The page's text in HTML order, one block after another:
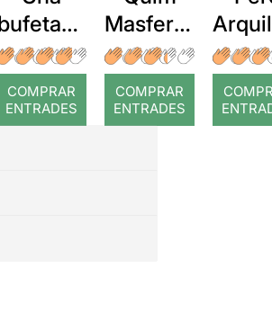
a temps
COMPRAR
ENTRADES
Masferre
r: Temps
COMPRAR
ENTRADES
: